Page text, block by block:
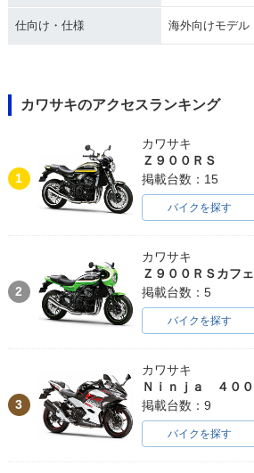
仕向け・仕様 海外向けモデル
カワサキのアクセスランキング
1
カワサキ
Ｚ９００ＲＳ
掲載台数：15
バイクを探す
2
カワサキ
Ｚ９００ＲＳカフェ
掲載台数：5
バイクを探す
3
カワサキ
Ｎｉｎｊａ ４００
掲載台数：9
バイクを探す